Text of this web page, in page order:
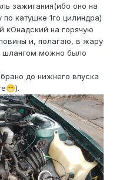
зажигания(ибо оно на
катушке 1го цилиндра)
кОнадский на горячую
и, полагаю, в жару
шлангом можно было
до нижнего впуска
😁).